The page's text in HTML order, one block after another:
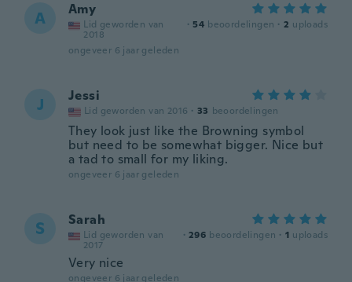
A Amy
Lid geworden van
2018
· 54 beoordelingen · 2 uploads
ongeveer 6 jaar geleden
J Jessi
Lid geworden van 2016 · 33 beoordelingen
They look just like the Browning symbol
but need to be somewhat bigger. Nice but
a tad to small for my liking.
ongeveer 6 jaar geleden
S Sarah
Lid geworden van
2017
· 296 beoordelingen · 1 uploads
Very nice
ongeveer 6 jaar geleden